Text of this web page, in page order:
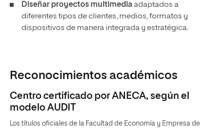
Diseñar proyectos multimediaadaptados a
diferentes tipos de clientes, medios, formatos y
dispositivos de manera integrada y estratégica.
Reconocimientos académicos
Centro certificado por ANECA, según el
modelo AUDIT
Los títulos oficiales de la Facultad de Economía y Empresa de